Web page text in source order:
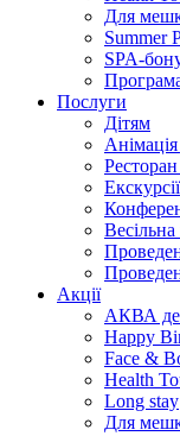
Для
Summer
SPA-
Послуги
Дітям
Екскурсії
Акції
АКВА
Happy
Face &
Health
Long stay
Для